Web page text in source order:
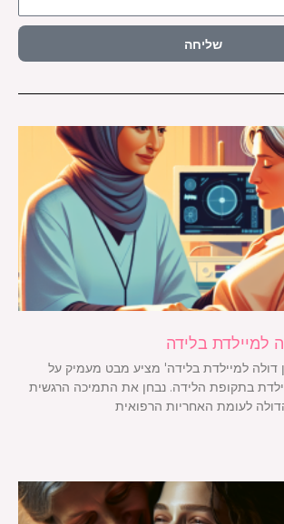
שליחה
למיילדת בלידה
דולה למיילדת בלידה' מציע מבט מעמיק על
בתקופת הלידה. נבחן את התמיכה הרגשית
לעומת האחריות הרפואית